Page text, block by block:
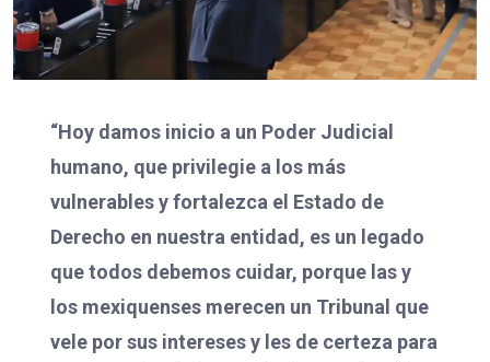
“Hoy damos inicio a un Poder Judicial
humano, que privilegie a los más
vulnerables y fortalezca el Estado de
Derecho en nuestra entidad, es un legado
que todos debemos cuidar, porque las y
los mexiquenses merecen un Tribunal que
vele por sus intereses y les de certeza para